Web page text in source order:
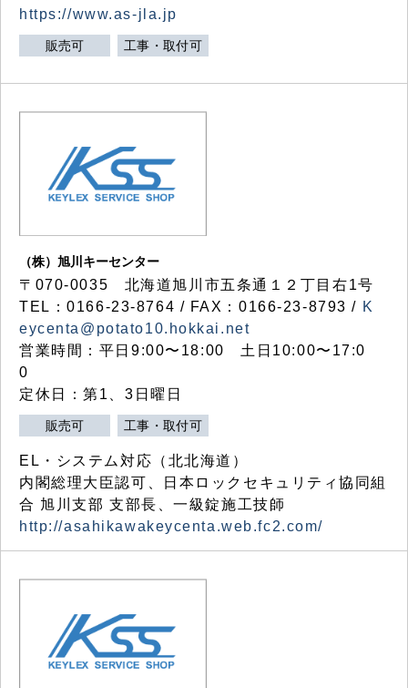
https://www.as-jla.jp
販売可 工事・取付可
（株）旭川キーセンター
〒070-0035 北海道旭川市五条通１２丁目右1号
TEL：0166-23-8764 / FAX：0166-23-8793 / K
eycenta@potato10.hokkai.net
営業時間：平日9:00〜18:00 土日10:00〜17:0
0
定休日：第1、3日曜日
販売可 工事・取付可
EL・システム対応（北北海道）
内閣総理大臣認可、日本ロックセキュリティ協同組
合 旭川支部 支部長、一級錠施工技師
http://asahikawakeycenta.web.fc2.com/